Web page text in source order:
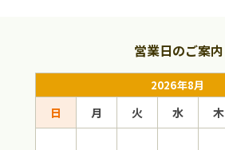
営業日のご案内
2026年8月
日 月 火 水 木